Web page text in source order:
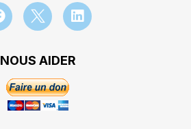
NOUS AIDER